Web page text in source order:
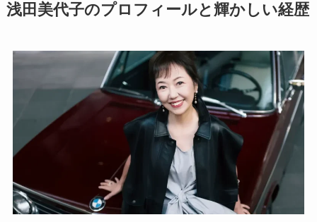
浅田美代子のプロフィールと輝かしい経歴